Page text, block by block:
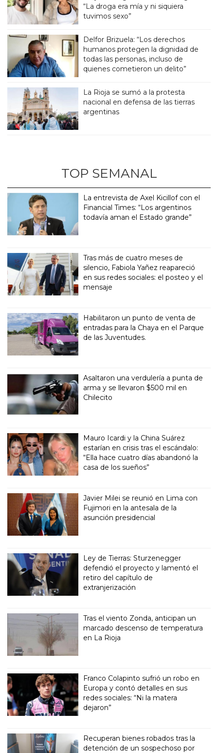
“La droga era mía y ni siquiera
tuvimos sexo”
Delfor Brizuela: “Los derechos
humanos protegen la dignidad de
todas las personas, incluso de
quienes cometieron un delito”
La Rioja se sumó a la protesta
nacional en defensa de las tierras
argentinas
TOP SEMANAL
La entrevista de Axel Kicillof con el
Financial Times: “Los argentinos
todavía aman el Estado grande”
Tras más de cuatro meses de
silencio, Fabiola Yañez reapareció
en sus redes sociales: el posteo y el
mensaje
Habilitaron un punto de venta de
entradas para la Chaya en el Parque
de las Juventudes.
Asaltaron una verdulería a punta de
arma y se llevaron $500 mil en
Chilecito
Mauro Icardi y la China Suárez
estarían en crisis tras el escándalo:
“Ella hace cuatro días abandonó la
casa de los sueños”
Javier Milei se reunió en Lima con
Fujimori en la antesala de la
asunción presidencial
Ley de Tierras: Sturzenegger
defendió el proyecto y lamentó el
retiro del capítulo de
extranjerización
Tras el viento Zonda, anticipan un
marcado descenso de temperatura
en La Rioja
Franco Colapinto sufrió un robo en
Europa y contó detalles en sus
redes sociales: “Ni la matera
dejaron”
Recuperan bienes robados tras la
detención de un sospechoso por